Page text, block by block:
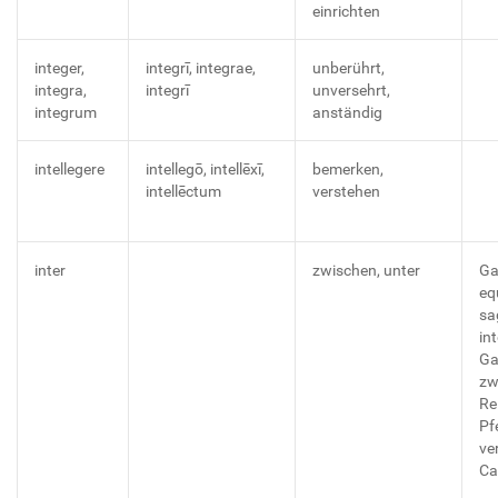
einrichten
integer,
integra,
integrum
integrī, integrae,
integrī
unberührt,
unversehrt,
anständig
intellegere
intellegō, intellēxī,
intellēctum
bemerken,
verstehen
inter zwischen, unter